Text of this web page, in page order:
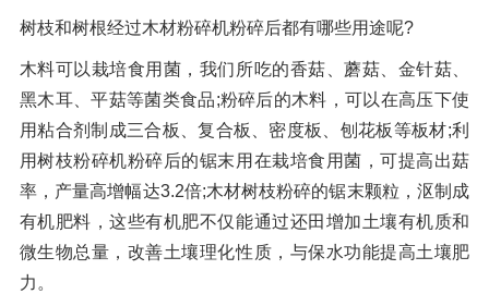
树枝和树根经过木材粉碎机粉碎后都有哪些用途呢?
木料可以栽培食用菌，我们所吃的香菇、蘑菇、金针菇、
黑木耳、平菇等菌类食品;粉碎后的木料，可以在高压下使
用粘合剂制成三合板、复合板、密度板、刨花板等板材;利
用树枝粉碎机粉碎后的锯末用在栽培食用菌，可提高出菇
率，产量高增幅达3.2倍;木材树枝粉碎的锯末颗粒，沤制成
有机肥料，这些有机肥不仅能通过还田增加土壤有机质和
微生物总量，改善土壤理化性质，与保水功能提高土壤肥
力。